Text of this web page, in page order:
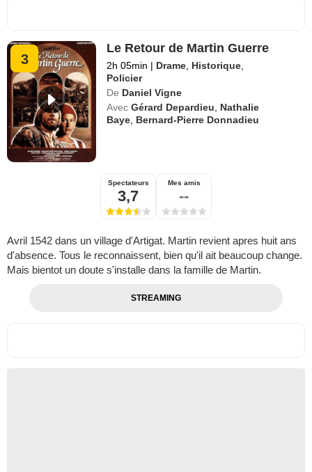
3
Le Retour de Martin Guerre
2h 05min | Drame Historique
Policier
De Daniel Vigne
Avec Gérard Depardieu
Nathalie
Baye Bernard-Pierre Donnadieu
Spectateurs
3,7
Mes amis
--
Avril 1542 dans un village d'Artigat. Martin revient apres huit ans
d'absence. Tous le reconnaissent, bien qu'il ait beaucoup change.
Mais bientot un doute s'installe dans la famille de Martin.
STREAMING